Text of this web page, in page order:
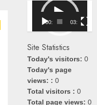
Pemutar
Video
00:00 03:08
Site Statistics
Today's visitors:0
Today's page
views: :0
Total visitors :0
Total page views:0